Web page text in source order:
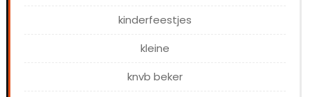
kinderfeestjes
kleine
knvb beker